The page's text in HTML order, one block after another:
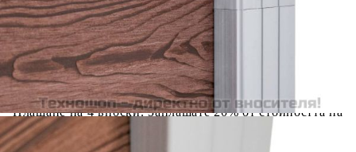
Когато плащате с NewPay, всъщност NewPay плаща
поръчката Ви вместо Вас. Вие я получавате и
разполагате с три начина да я платите към тях:
Отложено до 30 дни от момента на изпращане на
поръчката без оскъпяване. За покупки на стойност до
400 лв. / €204,52
Плащане на 4 вноски. Заплащате 20% от стойността на
поръчката си на момента с карта. Останалата сума се
разделя на 3 равни месечни вноски без оскъпяване. За